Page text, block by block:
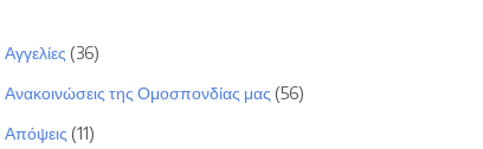
Αγγελίες (36)
Ανακοινώσεις της Ομοσπονδίας μας (56)
Απόψεις (11)